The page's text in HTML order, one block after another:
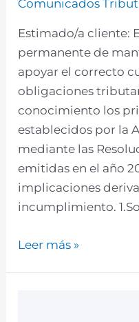
Comunicados
Estimado/a cliente:
permanente de
apoyar el correcto
obligaciones
conocimiento los
establecidos por la
mediante las
emitidas en el año
implicaciones
incumplimiento.
Leer más »